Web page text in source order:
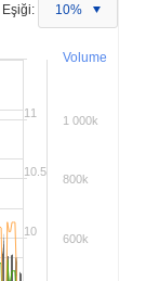
10%
Volume
10
10.5
11
600k
800k
1 000k